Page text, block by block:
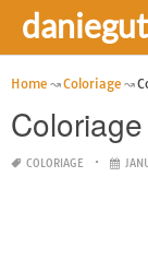
Home Coloriage
COLORIAGE